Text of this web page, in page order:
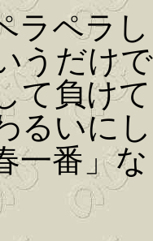
ラペラ
うだけ
て負け
るいに
一番」